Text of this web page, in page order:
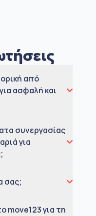
από
ασφαλή και
συνεργασίας
για
σας;
move123 για τη